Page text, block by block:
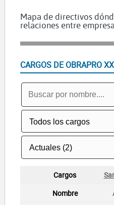
Mapa de directivos
relaciones entre
CARGOS DE OBRAPRO